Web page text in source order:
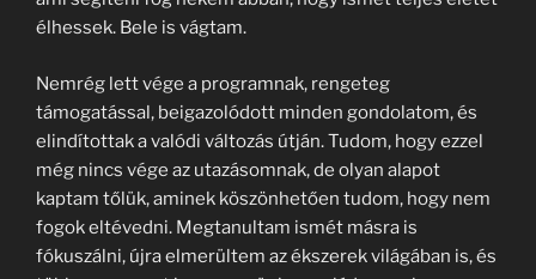
élhessek. Bele is vágtam.
Nemrég lett vége a programnak, rengeteg
támogatással, beigazolódott minden gondolatom, és
elindítottak a valódi változás útján. Tudom, hogy ezzel
még nincs vége az utazásomnak, de olyan alapot
kaptam tőlük, aminek köszönhetően tudom, hogy nem
fogok eltévedni. Megtanultam ismét másra is
fókuszálni, újra elmerültem az ékszerek világában is, és